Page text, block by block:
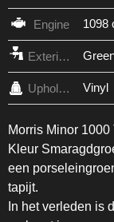
Engine 1098
Exterior Color
Upholstery Vinyl
Morris Minor
Kleur
een
tapijt.
In het verleden is